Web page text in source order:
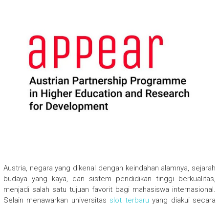
Austria, negara yang dikenal dengan keindahan alamnya, sejarah
budaya yang kaya, dan sistem pendidikan tinggi berkualitas,
menjadi salah satu tujuan favorit bagi mahasiswa internasional.
Selain menawarkan universitas slot terbaru yang diakui secara